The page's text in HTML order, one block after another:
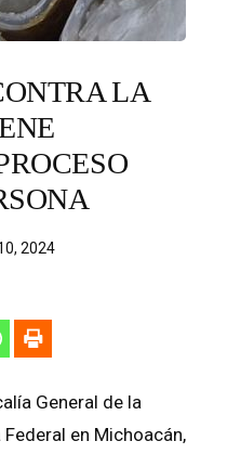
LA
2024
General de la
Federal en Michoacán,